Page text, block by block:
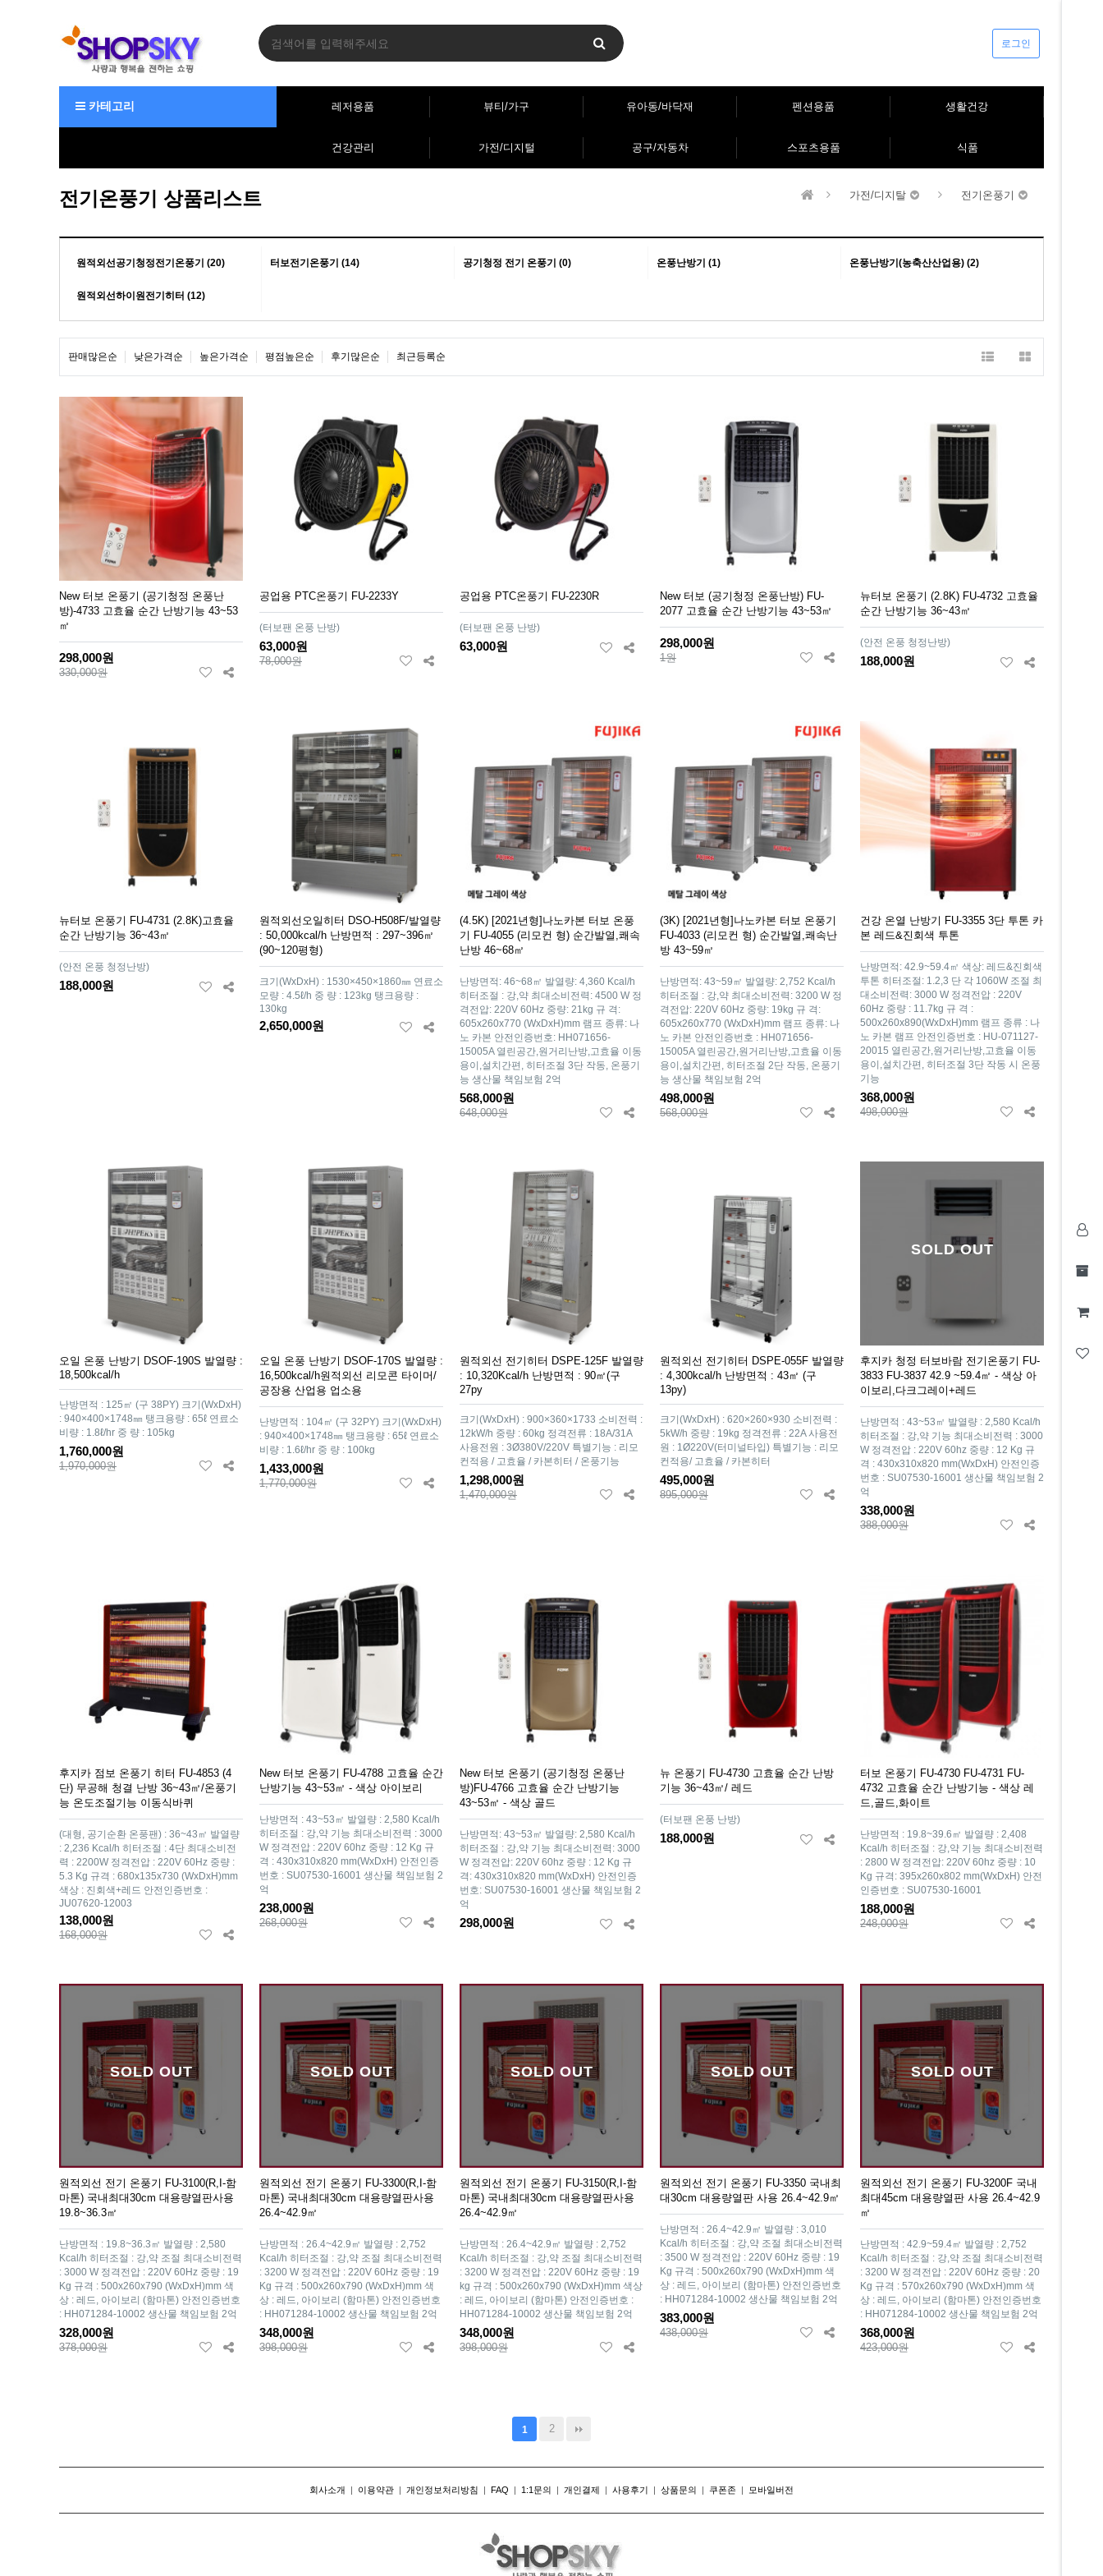
로그인
카테고리 레저용품 뷰티/가구 유아동/바닥재 펜션용품 생활건강
건강관리 가전/디지털 공구/자동차 스포츠용품 식품
전기온풍기 상품리스트 가전/디지탈 전기온풍기
원적외선공기청정전기온풍기 (20) 터보전기온풍기 (14) 공기청정 전기 온풍기 (0) 온풍난방기 (1) 온풍난방기(농축산산업용) (2)
원적외선하이원전기히터 (12)
판매많은순 낮은가격순 높은가격순 평점높은순 후기많은순 최근등록순
New 터보 온풍기 (공기청정 온풍난
방)-4733 고효율 순간 난방기능 43~53
㎡
298,000원
330,000원
공업용 PTC온풍기 FU-2233Y
(터보팬 온풍 난방)
63,000원
78,000원
공업용 PTC온풍기 FU-2230R
(터보팬 온풍 난방)
63,000원
New 터보 (공기청정 온풍난방) FU-
2077 고효율 순간 난방기능 43~53㎡
298,000원
1원
뉴터보 온풍기 (2.8K) FU-4732 고효율
순간 난방기능 36~43㎡
(안전 온풍 청정난방)
188,000원
뉴터보 온풍기 FU-4731 (2.8K)고효율
순간 난방기능 36~43㎡
(안전 온풍 청정난방)
188,000원
원적외선오일히터 DSO-H508F/발열량
: 50,000kcal/h 난방면적 : 297~396㎡
(90~120평형)
크기(WxDxH) : 1530×450×1860㎜ 연료소
모량 : 4.5ℓ/h 중 량 : 123kg 탱크용량 :
130kg
2,650,000원
(4.5K) [2021년형]나노카본 터보 온풍
기 FU-4055 (리모컨 형) 순간발열,쾌속
난방 46~68㎡
난방면적: 46~68㎡ 발열량: 4,360 Kcal/h
히터조절 : 강,약 최대소비전력: 4500 W 정
격전압: 220V 60Hz 중량: 21kg 규 격:
605x260x770 (WxDxH)mm 램프 종류: 나
노 카본 안전인증번호: HH071656-
15005A 열린공간,원거리난방,고효율 이동
용이,설치간편, 히터조절 3단 작동, 온풍기
능 생산물 책임보험 2억
568,000원
648,000원
(3K) [2021년형]나노카본 터보 온풍기
FU-4033 (리모컨 형) 순간발열,쾌속난
방 43~59㎡
난방면적: 43~59㎡ 발열량: 2,752 Kcal/h
히터조절 : 강,약 최대소비전력: 3200 W 정
격전압: 220V 60Hz 중량: 19kg 규 격:
605x260x770 (WxDxH)mm 램프 종류: 나
노 카본 안전인증번호 : HH071656-
15005A 열린공간,원거리난방,고효율 이동
용이,설치간편, 히터조절 2단 작동, 온풍기
능 생산물 책임보험 2억
498,000원
568,000원
건강 온열 난방기 FU-3355 3단 투톤 카
본 레드&진회색 투톤
난방면적: 42.9~59.4㎡ 색상: 레드&진회색
투톤 히터조절: 1.2,3 단 각 1060W 조절 최
대소비전력: 3000 W 정격전압 : 220V
60Hz 중량 : 11.7kg 규 격 :
500x260x890(WxDxH)mm 램프 종류 : 나
노 카본 램프 안전인증번호 : HU-071127-
20015 열린공간,원거리난방,고효율 이동
용이,설치간편, 히터조절 3단 작동 시 온풍
기능
368,000원
498,000원
오일 온풍 난방기 DSOF-190S 발열량 :
18,500kcal/h
난방면적 : 125㎡ (구 38PY) 크기(WxDxH)
: 940×400×1748㎜ 탱크용량 : 65ℓ 연료소
비량 : 1.8ℓ/hr 중 량 : 105kg
1,760,000원
1,970,000원
오일 온풍 난방기 DSOF-170S 발열량 :
16,500kcal/h원적외선 리모콘 타이머/
공장용 산업용 업소용
난방면적 : 104㎡ (구 32PY) 크기(WxDxH)
: 940×400×1748㎜ 탱크용량 : 65ℓ 연료소
비량 : 1.6ℓ/hr 중 량 : 100kg
1,433,000원
1,770,000원
원적외선 전기히터 DSPE-125F 발열량
: 10,320Kcal/h 난방면적 : 90㎡(구
27py
크기(WxDxH) : 900×360×1733 소비전력 :
12kW/h 중량 : 60kg 정격전류 : 18A/31A
사용전원 : 3Ø380V/220V 특별기능 : 리모
컨적용 / 고효율 / 카본히터 / 온풍기능
1,298,000원
1,470,000원
원적외선 전기히터 DSPE-055F 발열량
: 4,300kcal/h 난방면적 : 43㎡ (구
13py)
크기(WxDxH) : 620×260×930 소비전력 :
5kW/h 중량 : 19kg 정격전류 : 22A 사용전
원 : 1Ø220V(터미널타입) 특별기능 : 리모
컨적용/ 고효율 / 카본히터
495,000원
895,000원
SOLD OUT
후지카 청정 터보바람 전기온풍기 FU-
3833 FU-3837 42.9 ~59.4㎡ - 색상 아
이보리,다크그레이+레드
난방면적 : 43~53㎡ 발열량 : 2,580 Kcal/h
히터조절 : 강,약 기능 최대소비전력 : 3000
W 정격전압 : 220V 60hz 중량 : 12 Kg 규
격 : 430x310x820 mm(WxDxH) 안전인증
번호 : SU07530-16001 생산물 책임보험 2
억
338,000원
388,000원
후지카 점보 온풍기 히터 FU-4853 (4
단) 무공해 청결 난방 36~43㎡/온풍기
능 온도조절기능 이동식바퀴
(대형, 공기순환 온풍팬) : 36~43㎡ 발열량
: 2,236 Kcal/h 히터조절 : 4단 최대소비전
력 : 2200W 정격전압 : 220V 60Hz 중량 :
5.3 Kg 규격 : 680x135x730 (WxDxH)mm
색상 : 진회색+레드 안전인증번호 :
JU07620-12003
138,000원
168,000원
New 터보 온풍기 FU-4788 고효율 순간
난방기능 43~53㎡ - 색상 아이보리
난방면적 : 43~53㎡ 발열량 : 2,580 Kcal/h
히터조절 : 강,약 기능 최대소비전력 : 3000
W 정격전압 : 220V 60hz 중량 : 12 Kg 규
격 : 430x310x820 mm(WxDxH) 안전인증
번호 : SU07530-16001 생산물 책임보험 2
억
238,000원
268,000원
New 터보 온풍기 (공기청정 온풍난
방)FU-4766 고효율 순간 난방기능
43~53㎡ - 색상 골드
난방면적: 43~53㎡ 발열량: 2,580 Kcal/h
히터조절 : 강,약 기능 최대소비전력: 3000
W 정격전압: 220V 60hz 중량 : 12 Kg 규
격: 430x310x820 mm(WxDxH) 안전인증
번호: SU07530-16001 생산물 책임보험 2
억
298,000원
뉴 온풍기 FU-4730 고효율 순간 난방
기능 36~43㎡/ 레드
(터보팬 온풍 난방)
188,000원
터보 온풍기 FU-4730 FU-4731 FU-
4732 고효율 순간 난방기능 - 색상 레
드,골드,화이트
난방면적 : 19.8~39.6㎡ 발열량 : 2,408
Kcal/h 히터조절 : 강,약 기능 최대소비전력
: 2800 W 정격전압: 220V 60hz 중량 : 10
Kg 규격: 395x260x802 mm(WxDxH) 안전
인증번호 : SU07530-16001
188,000원
248,000원
SOLD OUT
원적외선 전기 온풍기 FU-3100(R,I-함
마톤) 국내최대30cm 대용량열판사용
19.8~36.3㎡
난방면적 : 19.8~36.3㎡ 발열량 : 2,580
Kcal/h 히터조절 : 강,약 조절 최대소비전력
: 3000 W 정격전압 : 220V 60Hz 중량 : 19
Kg 규격 : 500x260x790 (WxDxH)mm 색
상 : 레드, 아이보리 (함마톤) 안전인증번호
: HH071284-10002 생산물 책임보험 2억
328,000원
378,000원
SOLD OUT
원적외선 전기 온풍기 FU-3300(R,I-함
마톤) 국내최대30cm 대용량열판사용
26.4~42.9㎡
난방면적 : 26.4~42.9㎡ 발열량 : 2,752
Kcal/h 히터조절 : 강,약 조절 최대소비전력
: 3200 W 정격전압 : 220V 60Hz 중량 : 19
Kg 규격 : 500x260x790 (WxDxH)mm 색
상 : 레드, 아이보리 (함마톤) 안전인증번호
: HH071284-10002 생산물 책임보험 2억
348,000원
398,000원
SOLD OUT
원적외선 전기 온풍기 FU-3150(R,I-함
마톤) 국내최대30cm 대용량열판사용
26.4~42.9㎡
난방면적 : 26.4~42.9㎡ 발열량 : 2,752
Kcal/h 히터조절 : 강,약 조절 최대소비전력
: 3200 W 정격전압 : 220V 60Hz 중량 : 19
kg 규격 : 500x260x790 (WxDxH)mm 색상
: 레드, 아이보리 (함마톤) 안전인증번호 :
HH071284-10002 생산물 책임보험 2억
348,000원
398,000원
SOLD OUT
원적외선 전기 온풍기 FU-3350 국내최
대30cm 대용량열판 사용 26.4~42.9㎡
난방면적 : 26.4~42.9㎡ 발열량 : 3,010
Kcal/h 히터조절 : 강,약 조절 최대소비전력
: 3500 W 정격전압 : 220V 60Hz 중량 : 19
Kg 규격 : 500x260x790 (WxDxH)mm 색
상 : 레드, 아이보리 (함마톤) 안전인증번호
: HH071284-10002 생산물 책임보험 2억
383,000원
438,000원
SOLD OUT
원적외선 전기 온풍기 FU-3200F 국내
최대45cm 대용량열판 사용 26.4~42.9
㎡
난방면적 : 42.9~59.4㎡ 발열량 : 2,752
Kcal/h 히터조절 : 강,약 조절 최대소비전력
: 3200 W 정격전압 : 220V 60Hz 중량 : 20
Kg 규격 : 570x260x790 (WxDxH)mm 색
상 : 레드, 아이보리 (함마톤) 안전인증번호
: HH071284-10002 생산물 책임보험 2억
368,000원
423,000원
1 2
회사소개 | 이용약관 | 개인정보처리방침 | FAQ | 1:1문의 | 개인결제 | 사용후기 | 상품문의 | 쿠폰존 | 모바일버전